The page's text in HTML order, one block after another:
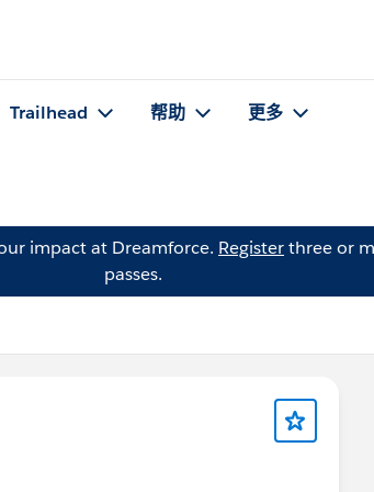
Trailhead 帮助 更多
impact at Dreamforce. Registerthree or
passes.